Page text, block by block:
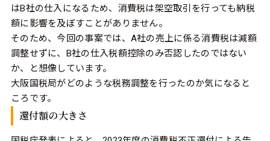
はB社の仕入になるため、消費税は架空取引を行っても納税
額に影響を及ぼすことがありません。
そのため、今回の事案では、A社の売上に係る消費税は減額
調整せずに、B社の仕入税額控除のみ否認したのではない
か、と想像しています。
大阪国税局がどのような税務調整を行ったのか気になると
ころです。
還付額の大きさ